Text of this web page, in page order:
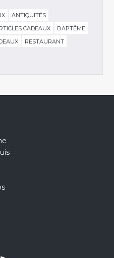
ANTIQUITÉS
CADEAUX
BAPTÊME
RESTAURANT